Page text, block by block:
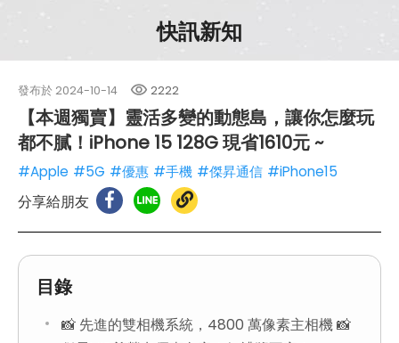
快訊新知
發布於 2024-10-14 2222
【本週獨賣】靈活多變的動態島，讓你怎麼玩
都不膩！iPhone 15 128G 現省1610元 ~
#Apple #5G #優惠 #手機 #傑昇通信 #iPhone15
分享給朋友
目錄
📸 先進的雙相機系統，4800 萬像素主相機 📸